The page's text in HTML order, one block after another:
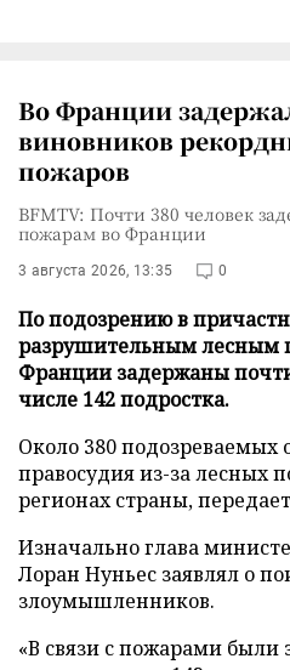
Во Франции
виновников
пожаров
BFMTV: Почти 380 человек
пожарам во Франции
3 августа 2026, 13:35 0
По подозрению в
разрушительным лесным
Франции задержаны
числе 142 подростка.
Около 380 подозреваемых
правосудия из-за лесных
регионах страны, передает
Изначально глава
Лоран Нуньес заявлял о
злоумышленников.
«В связи с пожарами были